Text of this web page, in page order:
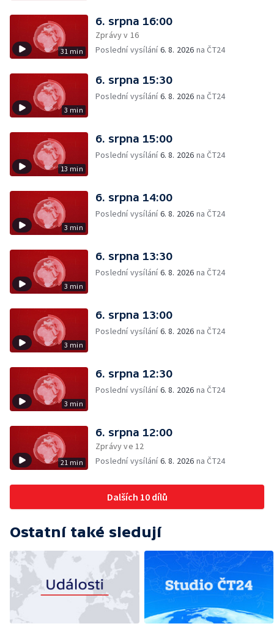
31 min
6. srpna 16:00
Zprávy v 16
Poslední vysílání6. 8. 2026 na ČT24
3 min
6. srpna 15:30
Poslední vysílání6. 8. 2026 na ČT24
13 min
6. srpna 15:00
Poslední vysílání6. 8. 2026 na ČT24
3 min
6. srpna 14:00
Poslední vysílání6. 8. 2026 na ČT24
3 min
6. srpna 13:30
Poslední vysílání6. 8. 2026 na ČT24
3 min
6. srpna 13:00
Poslední vysílání6. 8. 2026 na ČT24
3 min
6. srpna 12:30
Poslední vysílání6. 8. 2026 na ČT24
21 min
6. srpna 12:00
Zprávy ve 12
Poslední vysílání6. 8. 2026 na ČT24
Dalších 10 dílů
Ostatní také sledují